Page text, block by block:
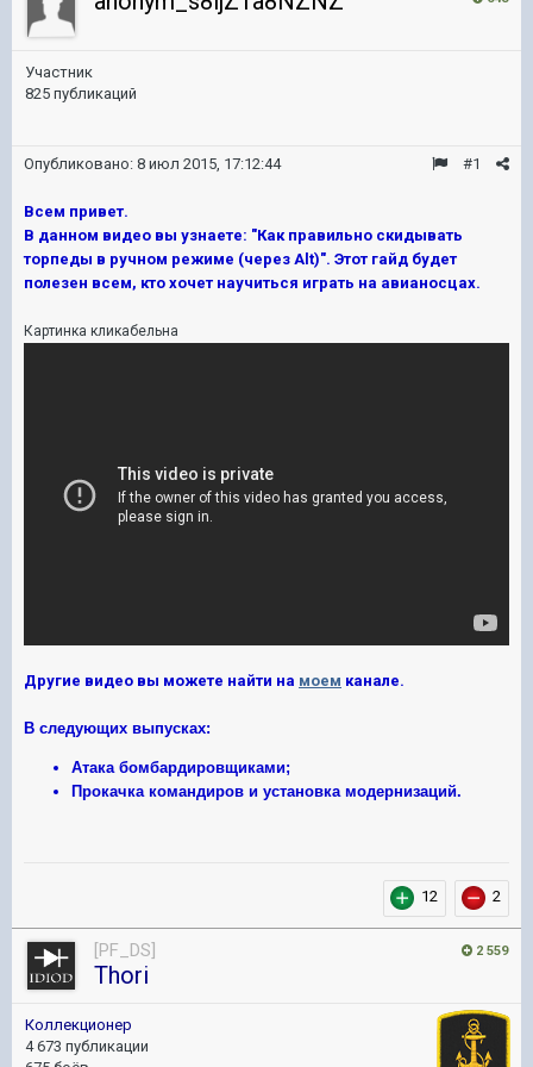
Участник
825 публикаций
#1
Опубликовано: 8 июл 2015, 17:12:44
Всем привет.
В данном видео вы узнаете: "Как правильно скидывать
торпеды в ручном режиме (через Alt)". Этот гайд будет
полезен всем, кто хочет научиться играть на авианосцах.
Картинка кликабельна
Другие видео вы можете найти на моем канале.
В следующих выпусках:
Атака бомбардировщиками;
Прокачка командиров и установка модернизаций.
12 2
2 559
[PF_DS]
Thori
Коллекционер
4 673 публикации